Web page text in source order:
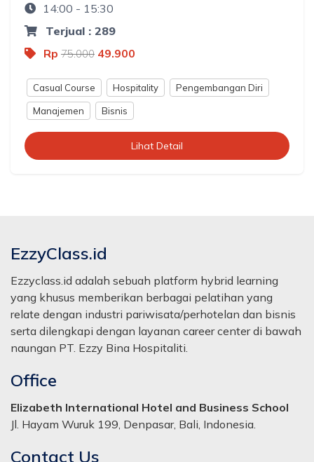
14:00 - 15:30
Terjual : 289
Rp 75.000 49.900
Casual Course Hospitality Pengembangan Diri
Manajemen Bisnis
Lihat Detail
EzzyClass.id
Ezzyclass.id adalah sebuah platform hybrid learning
yang khusus memberikan berbagai pelatihan yang
relate dengan industri pariwisata/perhotelan dan bisnis
serta dilengkapi dengan layanan career center di bawah
naungan PT. Ezzy Bina Hospitaliti.
Office
Elizabeth International Hotel and Business School
Jl. Hayam Wuruk 199, Denpasar, Bali, Indonesia.
Contact Us